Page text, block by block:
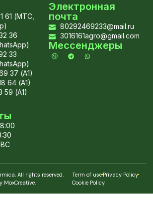
61 (МТС,
36
33
37 (А1)
64 (А1)
59 (А1)
Электронная
почта
80292469233@mail.ru
3016161agro@gmail.com
Мессенджеры
All rights reserved.
MoxCreative.
Term of usePrivacy Policy
Cookie Policy